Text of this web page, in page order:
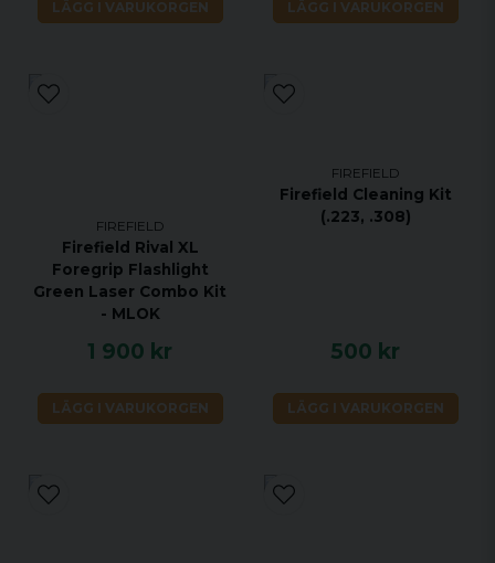
LÄGG I VARUKORGEN LÄGG I VARUKORGEN
FIREFIELD
Firefield Rival XL
Foregrip Flashlight
Green Laser Combo Kit
- MLOK
1 900 kr
LÄGG I VARUKORGEN
FIREFIELD
Firefield Cleaning Kit
(.223, .308)
500 kr
LÄGG I VARUKORGEN